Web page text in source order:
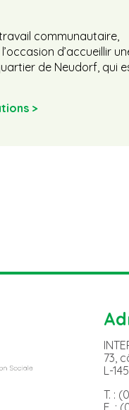
communautaire,
d’accueillir
de Neudorf, qui
>
73,
L-
T. :
F. :